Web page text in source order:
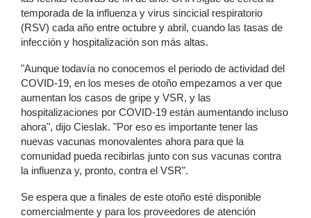
temporada de la influenza y virus sincicial respiratorio
(RSV) cada año entre octubre y abril, cuando las tasas de
infección y hospitalización son más altas.
"Aunque todavía no conocemos el periodo de actividad del
COVID-19, en los meses de otoño empezamos a ver que
aumentan los casos de gripe y VSR, y las
hospitalizaciones por COVID-19 están aumentando incluso
ahora", dijo Cieslak. "Por eso es importante tener las
nuevas vacunas monovalentes ahora para que la
comunidad pueda recibirlas junto con sus vacunas contra
la influenza y, pronto, contra el VSR".
Se espera que a finales de este otoño esté disponible
comercialmente y para los proveedores de atención